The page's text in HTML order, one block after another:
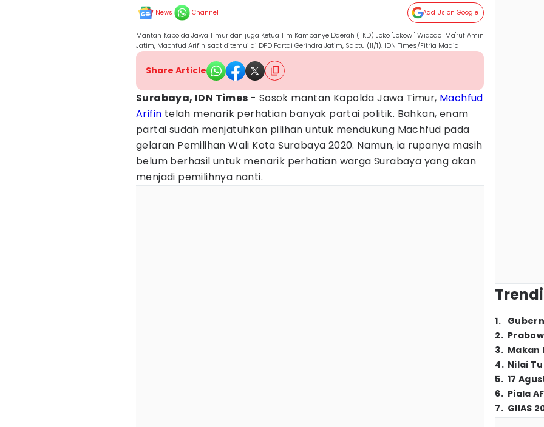
News Channel Add Us on Google
Mantan Kapolda Jawa Timur dan juga Ketua Tim Kampanye Daerah (TKD) Joko "Jokowi" Widodo-Ma'ruf Amin
Jatim, Machfud Arifin saat ditemui di DPD Partai Gerindra Jatim, Sabtu (11/1). IDN Times/Fitria Madia
Share Article
Surabaya, IDN Times - Sosok mantan Kapolda Jawa Timur, Machfud
Arifin telah menarik perhatian banyak partai politik. Bahkan, enam
partai sudah menjatuhkan pilihan untuk mendukung Machfud pada
gelaran Pemilihan Wali Kota Surabaya 2020. Namun, ia rupanya masih
belum berhasil untuk menarik perhatian warga Surabaya yang akan
menjadi pemilihnya nanti.
1.
2.
3. Makan
4. Nilai
5. 17
6. Piala
7. GIIAS